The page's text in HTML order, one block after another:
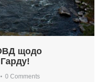
щодо
0 Comments